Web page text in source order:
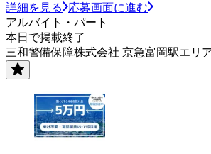
詳細を見る
応募画面に進む
アルバイト・パート
本日で掲載終了
三和警備保障株式会社 京急富岡駅エリ